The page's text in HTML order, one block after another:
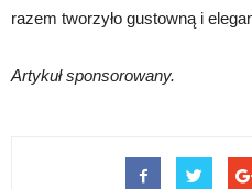
razem tworzyło gustowną i
Artykuł sponsorowany.